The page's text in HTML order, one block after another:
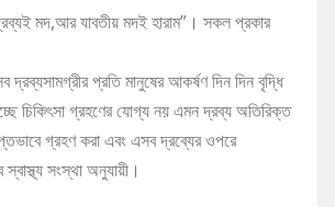
মদ,আর যাবতীয় মদই হারাম”। সকল প্রকার
দ্রব্যসামগ্রীর প্রতি মানুষের আকর্ষণ দিন দিন বৃদ্ধি
চিকিৎসা গ্রহণের যোগ্য নয় এমন দ্রব্য অতিরিক্ত
গ্রহণ করা এবং এসব দ্রব্যের ওপরে
স্বাস্থ্য সংস্থা অনুযায়ী।